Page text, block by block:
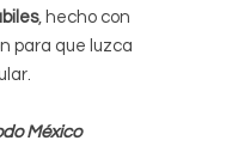
, hecho con
para que luzca
México